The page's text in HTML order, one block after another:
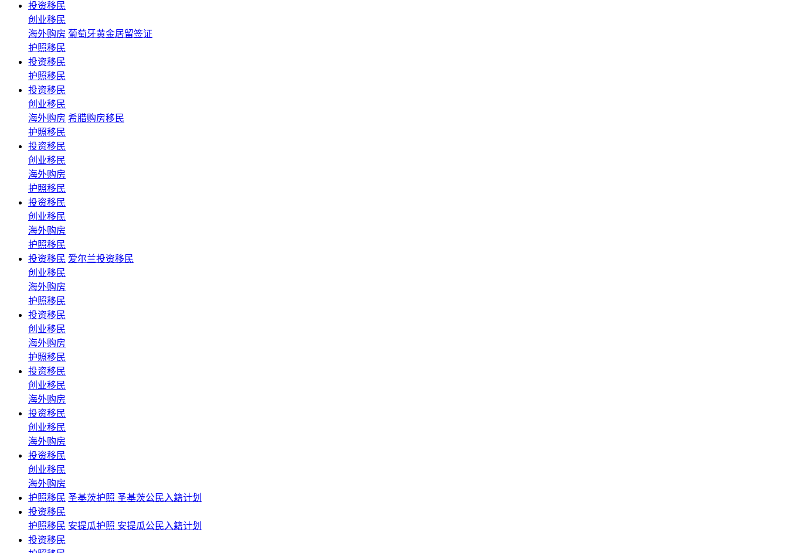
投资移民
创业移民
海外购房 葡萄牙黄金居留签证
护照移民
投资移民
护照移民
投资移民
创业移民
海外购房 希腊购房移民
护照移民
投资移民
创业移民
海外购房
护照移民
投资移民
创业移民
海外购房
护照移民
投资移民 爱尔兰投资移民
创业移民
海外购房
护照移民
投资移民
创业移民
海外购房
护照移民
投资移民
创业移民
海外购房
投资移民
创业移民
海外购房
投资移民
创业移民
海外购房
护照移民 圣基茨护照 圣基茨公民入籍计划
投资移民
护照移民 安提瓜护照 安提瓜公民入籍计划
投资移民